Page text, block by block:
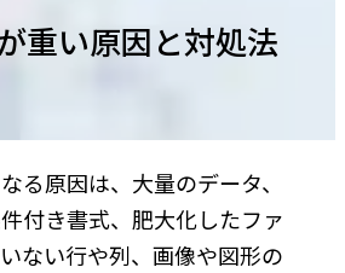
重い原因と対処法
る原因は、大量のデータ、
付き書式、肥大化したファ
ない行や列、画像や図形の